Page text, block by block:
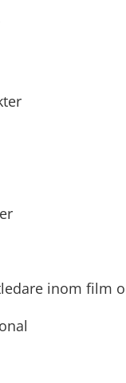
inom film